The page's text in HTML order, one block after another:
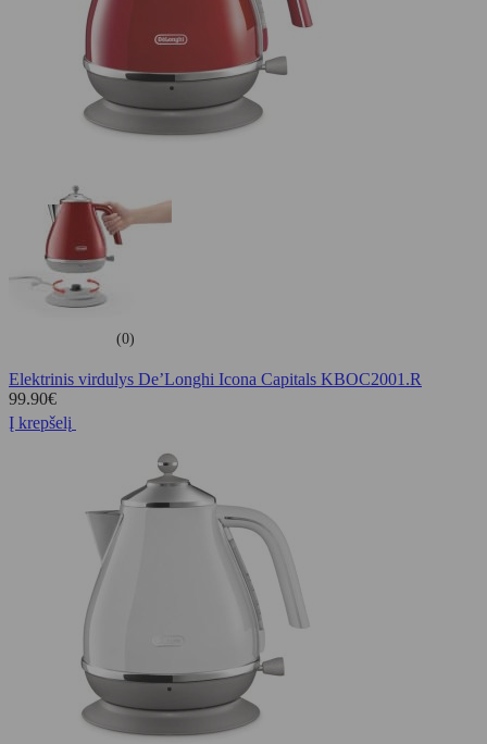
(0)
Elektrinis virdulys De’Longhi Icona Capitals KBOC2001.R
99.90€
Į krepšelį